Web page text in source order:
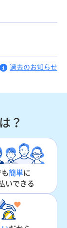
過去のお知らせ
？
も簡単に
いできる